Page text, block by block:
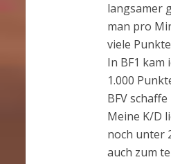
langsamer
man pro
viele
In BF1 kam
1.000
BFV
Meine K/D
noch unter
auch zum